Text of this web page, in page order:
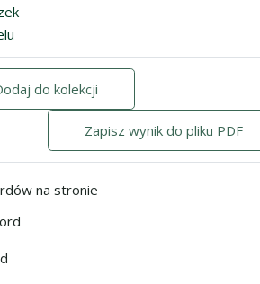
zaznaczone
do kolekcji
Zapisz wynik do pliku PDF
na stronie